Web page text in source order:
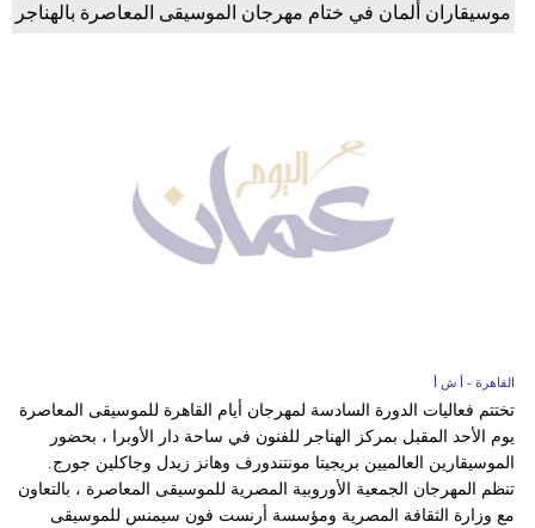
موسيقاران ألمان في ختام مهرجان الموسيقى المعاصرة بالهناجر
القاهرة - أ ش أ
تختتم فعاليات الدورة السادسة لمهرجان أيام القاهرة للموسيقى المعاصرة
يوم الأحد المقبل بمركز الهناجر للفنون في ساحة دار الأوبرا ، بحضور
الموسيقارين العالميين بريجيتا مونتندورف وهانز زيدل وجاكلين جورج.
تنظم المهرجان الجمعية الأوروبية المصرية للموسيقى المعاصرة ، بالتعاون
مع وزارة الثقافة المصرية ومؤسسة أرنست فون سيمنس للموسيقى